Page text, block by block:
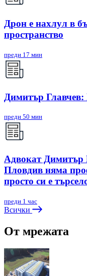
Дрон е нахлул в
пространство
преди 17 мин
Димитър Главчев:
преди 50 мин
Адвокат Димитър
Пловдив няма
просто си е
преди 1 час
Всички
От мрежата